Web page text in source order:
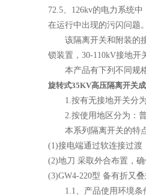
72.5、126kv的电力系统
在运行中出现的污闪问题。
该隔离开关和附装的接
锁装置，30-110kV接地开
本产品有下列不同规
旋转式35KV高压隔离开关
1.按有无接地开关分为
2.按使用地区分为：普
本系列隔离开关的特
(1)接电端通过软连接过渡
(2)地刀 采取外合布置，
(3)GW4-220型 备有折又
1.1、产品使用环境条